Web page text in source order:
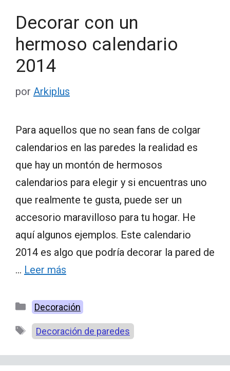
Decorar con un
hermoso calendario
2014
por Arkiplus
Para aquellos que no sean fans de colgar
calendarios en las paredes la realidad es
que hay un montón de hermosos
calendarios para elegir y si encuentras uno
que realmente te gusta, puede ser un
accesorio maravilloso para tu hogar. He
aquí algunos ejemplos. Este calendario
2014 es algo que podría decorar la pared de
… Leer más
Categorías
Decoración
Etiquetas
Decoración de paredes